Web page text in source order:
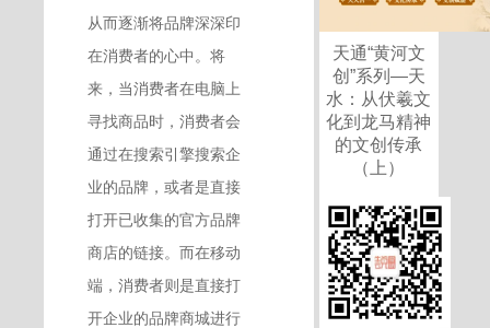
从而逐渐将品牌深深印
在消费者的心中。将
来，当消费者在电脑上
寻找商品时，消费者会
通过在搜索引擎搜索企
业的品牌，或者是直接
打开已收集的官方品牌
商店的链接。而在移动
端，消费者则是直接打
开企业的品牌商城进行
天通“黄河文
创”系列—天
水：从伏羲文
化到龙马精神
的文创传承
（上）